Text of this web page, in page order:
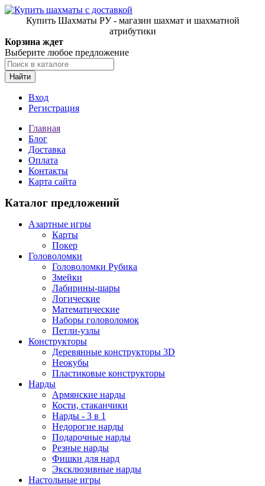
Купить Шахматы РУ - магазин шахмат и шахматной
атрибутики
Корзина ждет
Выберите любое предложение
Найти
Вход
Регистрация
Главная
Блог
Доставка
Оплата
Контакты
Карта сайта
Каталог предложений
Азартные игры
Карты
Покер
Головоломки
Головоломки Рубика
Змейки
Лабирины-шары
Логические
Математические
Наборы головоломок
Петли-узлы
Конструкторы
Деревянные конструкторы 3D
Неокубы
Пластиковые конструкторы
Нарды
Армянские нарды
Кости, стаканчики
Нарды - 3 в 1
Недорогие нарды
Подарочные нарды
Резные нарды
Фишки для нард
Эксклюзивные нарды
Настольные игры